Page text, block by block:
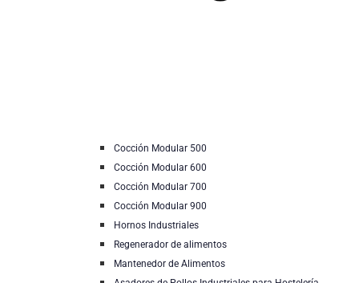
Cocción Modular 500
Cocción Modular 600
Cocción Modular 700
Cocción Modular 900
Hornos Industriales
Regenerador de alimentos
Mantenedor de Alimentos